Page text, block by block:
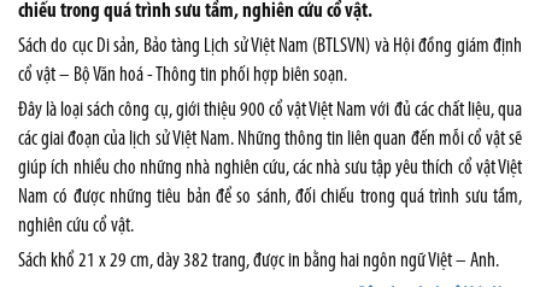
chiếu trong quá trình sưu tầm, nghiên cứu cổ vật.
Sách do cục Di sản, Bảo tàng Lịch sử Việt Nam (BTLSVN) và Hội đồng giám định
cổ vật – Bộ Văn hoá - Thông tin phối hợp biên soạn.
Đây là loại sách công cụ, giới thiệu 900 cổ vật Việt Nam với đủ các chất liệu, qua
các giai đoạn của lịch sử Việt Nam. Những thông tin liên quan đến mỗi cổ vật sẽ
giúp ích nhiều cho những nhà nghiên cứu, các nhà sưu tập yêu thích cổ vật Việt
Nam có được những tiêu bản để so sánh, đối chiếu trong quá trình sưu tầm,
nghiên cứu cổ vật.
Sách khổ 21 x 29 cm, dày 382 trang, được in bằng hai ngôn ngữ Việt – Anh.